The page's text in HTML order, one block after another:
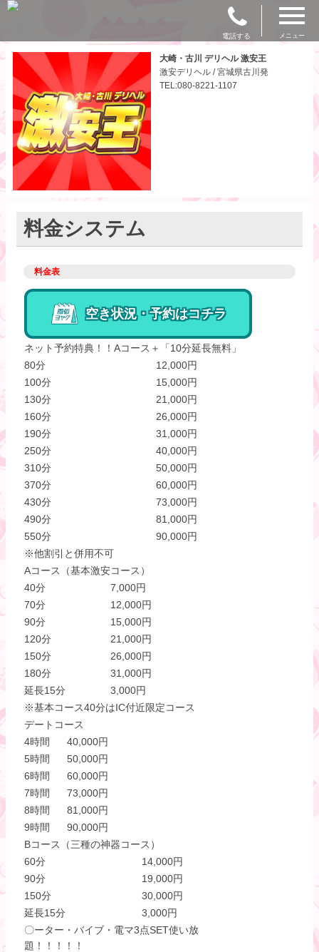
電話する メニュー
大崎・古川 デリヘル 激安王
激安デリヘル / 宮城県古川発
TEL:080-8221-1107
料金システム
料金表
空き状況・予約はコチラ
ネット予約特典！！Aコース＋「10分延長無料」
80分
12,000円
100分
15,000円
130分
21,000円
160分
26,000円
190分
31,000円
250分
40,000円
310分
50,000円
370分
60,000円
430分
73,000円
490分
81,000円
550分
90,000円
※他割引と併用不可
Aコース（基本激安コース）
40分
7,000円
70分
12,000円
90分
15,000円
120分
21,000円
150分
26,000円
180分
31,000円
延長15分
3,000円
※基本コース40分はIC付近限定コース
デートコース
4時間
40,000円
5時間
50,000円
6時間
60,000円
7時間
73,000円
8時間
81,000円
9時間
90,000円
Bコース（三種の神器コース）
60分
14,000円
90分
19,000円
150分
30,000円
延長15分
3,000円
〇ーター・バイブ・電マ3点SET使い放
題！！！！！